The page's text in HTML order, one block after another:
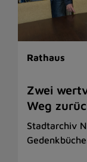
Rathaus
Zwei
Weg
Stadtarchiv